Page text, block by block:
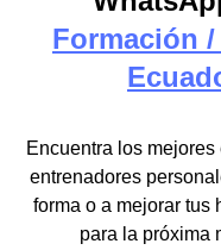
Formación
Encuentra los
entrenadores
forma o a mejorar tus
para la próxima